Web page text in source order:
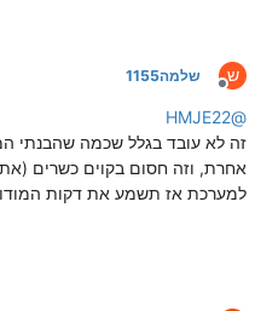
ש
מנותק
שלמה1155
@
HMJE22
זה לא עובד בגלל שכמה שהבנתי
אחרת, וזה חסום בקוים כשרים
למערכת אז תשמע את דקות